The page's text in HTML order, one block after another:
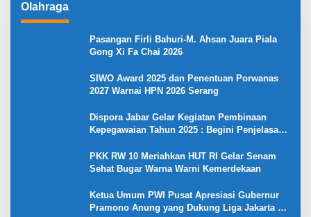
Olahraga
Pasangan Firli Bahuri-M. Ahsan Juara Piala
Gong Xi Fa Chai 2026
SIWO Award 2025 dan Penentuan Porwanas
2027 Warnai HPN 2026 Serang
Dispora Jabar Gelar Kegiatan Pembinaan
Kepegawaian Tahun 2025 : Begini Penjelasan
PKK RW 10 Meriahkan HUT RI Gelar Senam
Sehat Bugar Warna Warni Kemerdekaan
Ketua Umum PWI Pusat Apresiasi Gubernur
Pramono Anung yang Dukung Liga Jakarta U-